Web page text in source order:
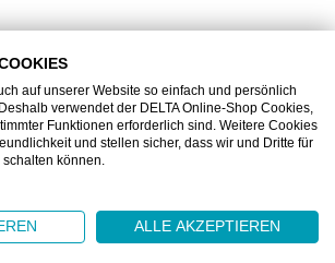
auf unserer Website so einfach und persönlich
verwendet der DELTA Online-Shop Cookies,
Funktionen erforderlich sind. Weitere Cookies
und stellen sicher, dass wir und Dritte für
können.
ALLE AKZEPTIEREN